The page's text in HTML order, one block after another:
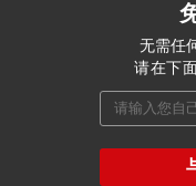
无需任
请在下